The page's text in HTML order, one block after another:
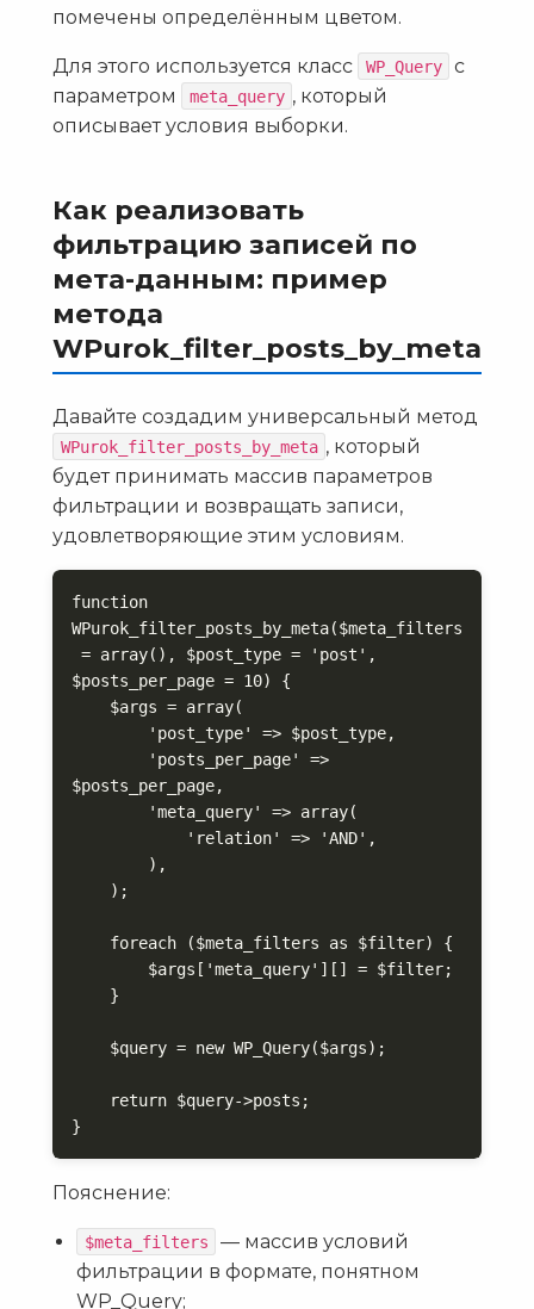
помечены определённым цветом.
Для этого используется класс WP_Query
с
параметром
meta_query , который
описывает условия выборки.
Как реализовать
фильтрацию записей по
мета-данным: пример
метода
WPurok_filter_posts_by_meta
Давайте создадим универсальный метод
WPurok_filter_posts_by_meta , который
будет принимать массив параметров
фильтрации и возвращать записи,
удовлетворяющие этим условиям.
function
WPurok_filter_posts_by_meta($meta_filters
= array(), $post_type = 'post',
$posts_per_page = 10) {
$posts_per_page,
}
Пояснение:
$meta_filters
— массив условий
фильтрации в формате, понятном
WP_Query;